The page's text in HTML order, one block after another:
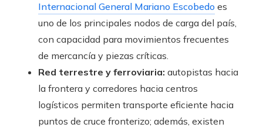
Internacional General Mariano Escobedo es
uno de los principales nodos de carga del país,
con capacidad para movimientos frecuentes
de mercancía y piezas críticas.
Red terrestre y ferroviaria: autopistas hacia
la frontera y corredores hacia centros
logísticos permiten transporte eficiente hacia
puntos de cruce fronterizo; además, existen